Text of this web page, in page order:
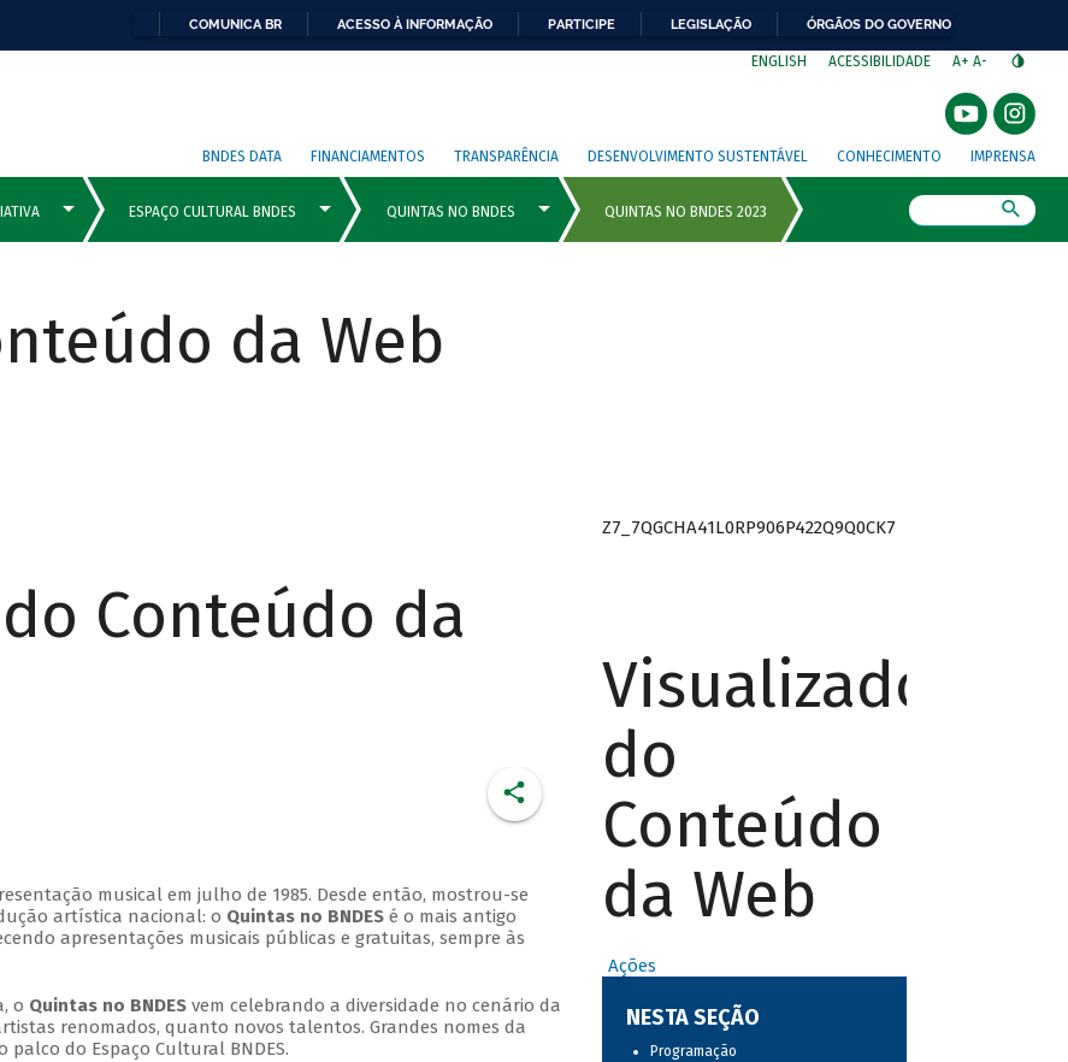
COMUNICA BR ACESSO À INFORMAÇÃO PARTICIPE LEGISLAÇÃO ÓRGÃOS DO GOVERNO
ENGLISH ACESSIBILIDADE A+ A-
BNDES DATA FINANCIAMENTOS TRANSPARÊNCIA DESENVOLVIMENTO SUSTENTÁVEL CONHECIMENTO IMPRENSA
da Web
Conteúdo da
musical em julho de 1985. Desde então, mostrou-se
artística nacional: o Quintas no BNDESé o mais antigo
apresentações musicais públicas e gratuitas, sempre às
o Quintas no BNDESvem celebrando a diversidade no cenário da
renomados, quanto novos talentos. Grandes nomes da
palco do Espaço Cultural BNDES.
Z7_7QGCHA41L0RP906P422Q9Q0CK7
Visualizador
do
Conteúdo
da Web
Ações
NESTA SEÇÃO
Programação